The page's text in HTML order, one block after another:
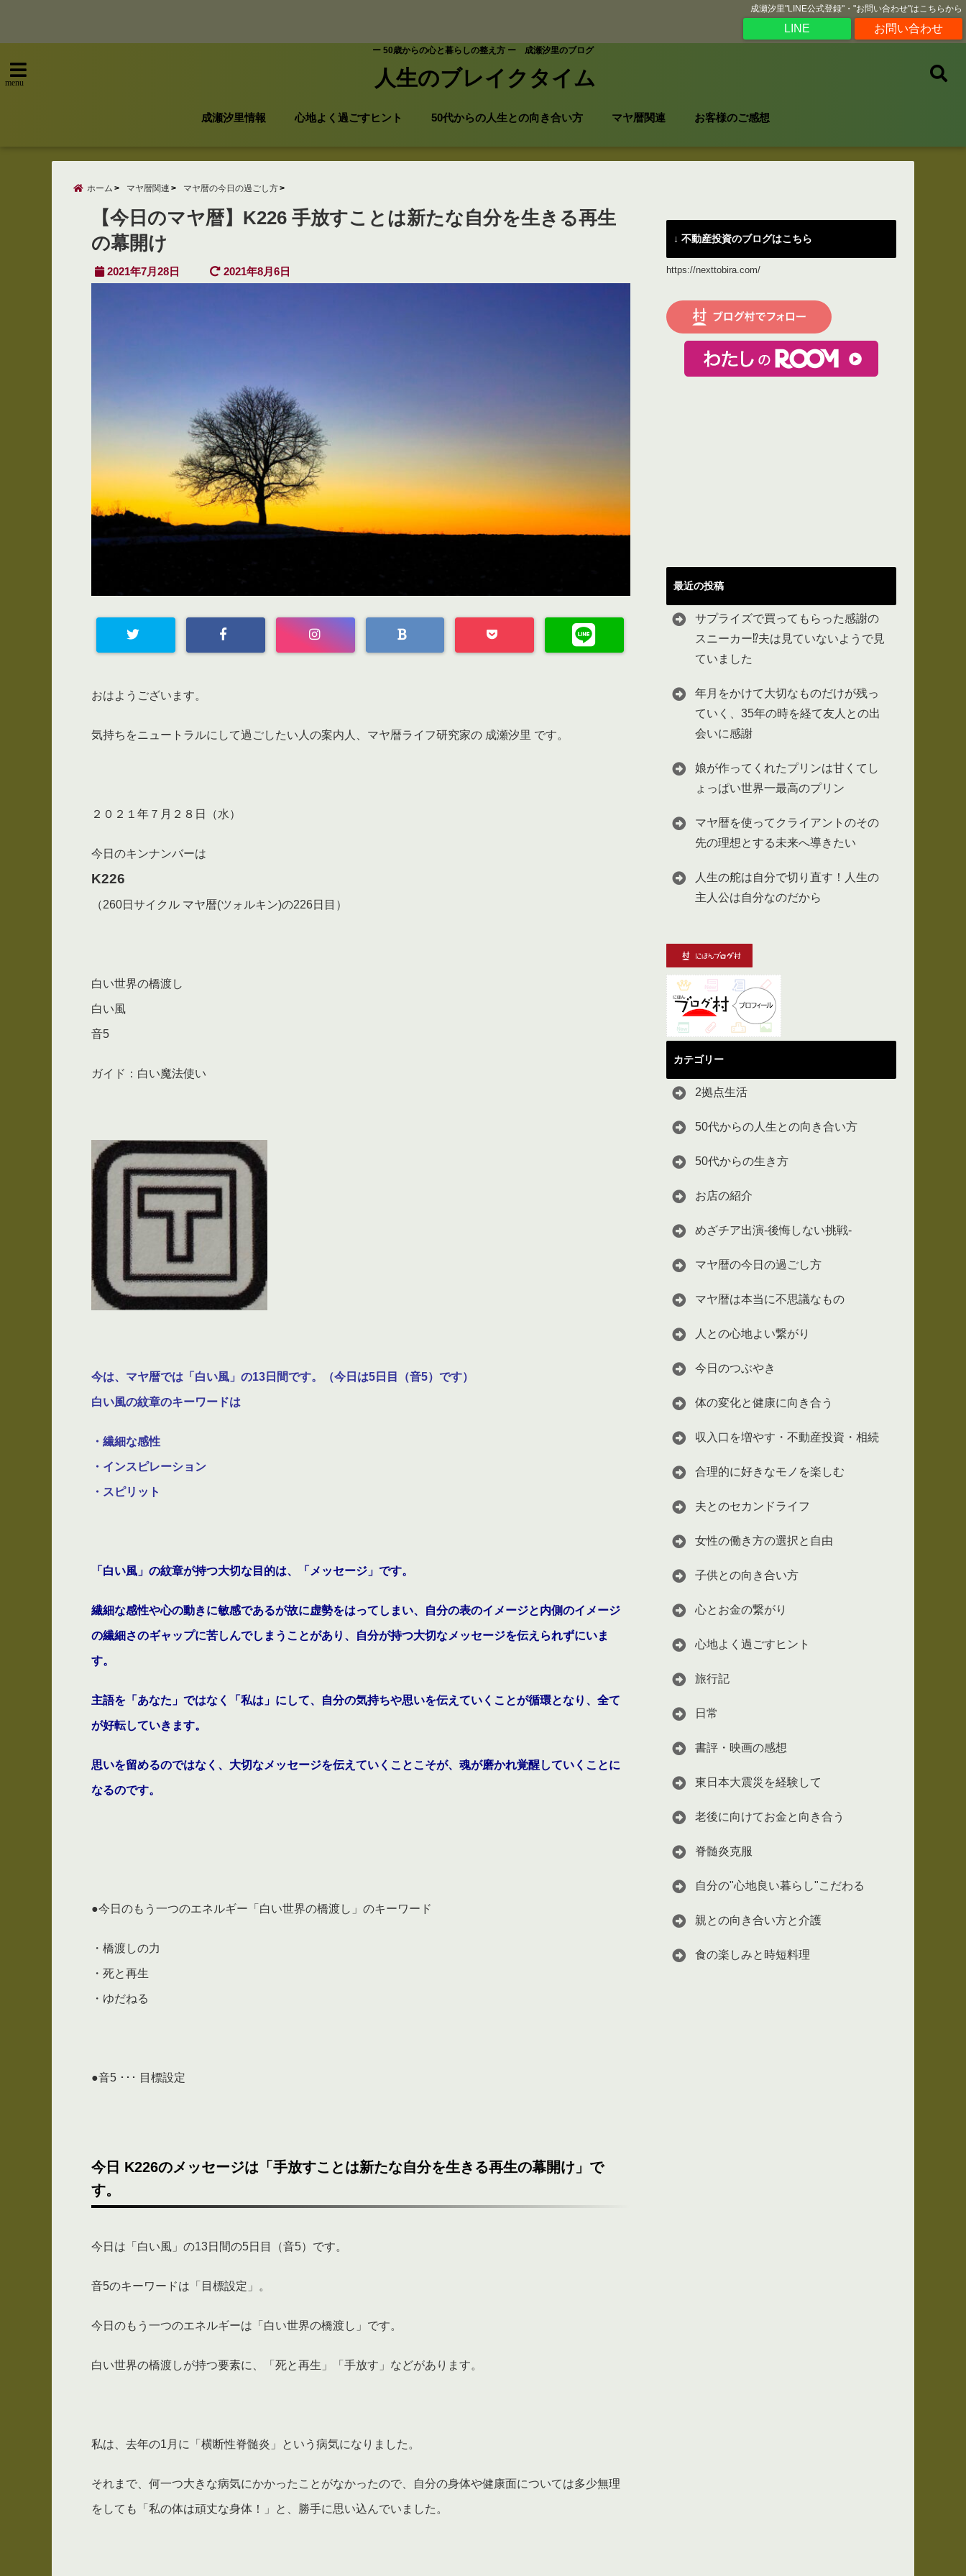
成瀬汐里"LINE公式登録"・"お問い合わせ"はこちらから
お問い合わせ
LINE
ー 50歳からの心と暮らしの整え方 ー 成瀬汐里のブログ
menu 人生のブレイクタイム
成瀬汐里情報 心地よく過ごすヒント 50代からの人生との向き合い方 マヤ暦関連 お客様のご感想
ホーム マヤ暦関連 マヤ暦の今日の過ごし方
【今日のマヤ暦】K226 手放すことは新たな自分を生きる再生
の幕開け
2021年7月28日 2021年8月6日
おはようございます。
気持ちをニュートラルにして過ごしたい人の案内人、マヤ暦ライフ研究家の 成瀬汐里 です。
２０２１年７月２８日（水）
今日のキンナンバーは
K226
（260日サイクル マヤ暦(ツォルキン)の226日目）
白い世界の橋渡し
白い風
音5
ガイド：白い魔法使い
今は、マヤ暦では「白い風」の13日間です。（今日は5日目（音5）です）
白い風の紋章のキーワードは
・繊細な感性
・インスピレーション
・スピリット
「白い風」の紋章が持つ大切な目的は、「メッセージ」です。
繊細な感性や心の動きに敏感であるが故に虚勢をはってしまい、自分の表のイメージと内側のイメージ
の繊細さのギャップに苦しんでしまうことがあり、自分が持つ大切なメッセージを伝えられずにいま
す。
主語を「あなた」ではなく「私は」にして、自分の気持ちや思いを伝えていくことが循環となり、全て
が好転していきます。
思いを留めるのではなく、大切なメッセージを伝えていくことこそが、魂が磨かれ覚醒していくことに
なるのです。
●今日のもう一つのエネルギー「白い世界の橋渡し」のキーワード
・橋渡しの力
・死と再生
・ゆだねる
●音5 ･･･ 目標設定
今日 K226のメッセージは「手放すことは新たな自分を生きる再生の幕開け」で
す。
今日は「白い風」の13日間の5日目（音5）です。
音5のキーワードは「目標設定」。
今日のもう一つのエネルギーは「白い世界の橋渡し」です。
白い世界の橋渡しが持つ要素に、「死と再生」「手放す」などがあります。
私は、去年の1月に「横断性脊髄炎」という病気になりました。
それまで、何一つ大きな病気にかかったことがなかったので、自分の身体や健康面については多少無理
をしても「私の体は頑丈な身体！」と、勝手に思い込んでいました。
↓ 不動産投資のブログはこちら
https://nexttobira.com/
最近の投稿
サプライズで買ってもらった感謝の
スニーカー⁉︎夫は見ていないようで見
ていました
年月をかけて大切なものだけが残っ
ていく、35年の時を経て友人との出
会いに感謝
娘が作ってくれたプリンは甘くてし
ょっぱい世界一最高のプリン
マヤ暦を使ってクライアントのその
先の理想とする未来へ導きたい
人生の舵は自分で切り直す！人生の
主人公は自分なのだから
カテゴリー
2拠点生活
50代からの人生との向き合い方
50代からの生き方
お店の紹介
めざチア出演-後悔しない挑戦-
マヤ暦の今日の過ごし方
マヤ暦は本当に不思議なもの
人との心地よい繋がり
今日のつぶやき
体の変化と健康に向き合う
収入口を増やす・不動産投資・相続
合理的に好きなモノを楽しむ
夫とのセカンドライフ
女性の働き方の選択と自由
子供との向き合い方
心とお金の繋がり
心地よく過ごすヒント
旅行記
日常
書評・映画の感想
東日本大震災を経験して
老後に向けてお金と向き合う
脊髄炎克服
自分の"心地良い暮らし"こだわる
親との向き合い方と介護
食の楽しみと時短料理